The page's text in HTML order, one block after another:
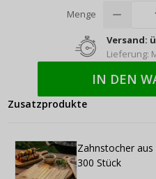
Menge
Versand:
Lieferung:
IN DEN
Zusatzprodukte
Zahnstocher
300 Stück